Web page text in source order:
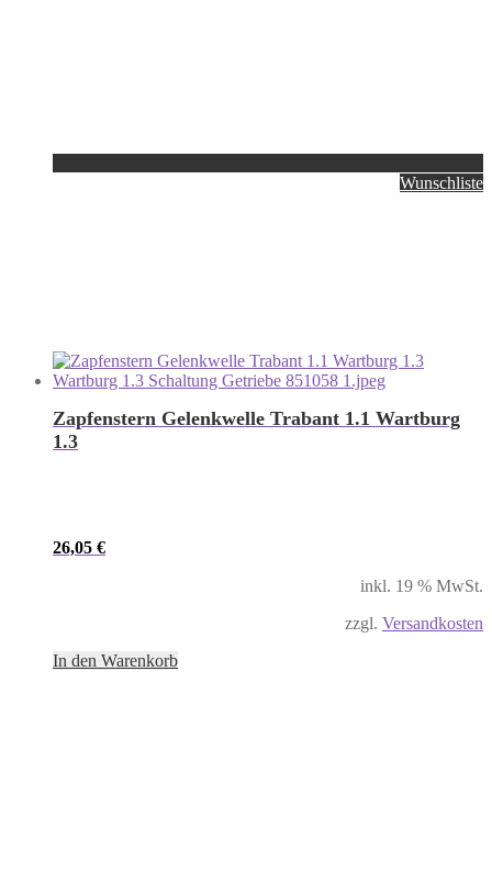
Wunschliste
Zapfenstern Gelenkwelle Trabant 1.1 Wartburg
1.3
26,05 €
inkl. 19 % MwSt.
zzgl. Versandkosten
In den Warenkorb